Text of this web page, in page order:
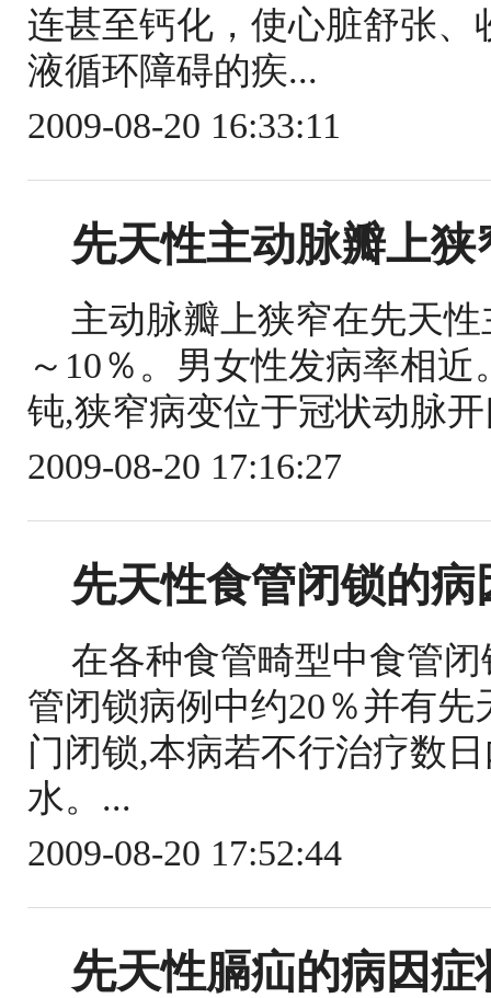
连甚至钙化，使心脏舒张
液循环障碍的疾...
2009-08-20 16:33:11
先天性主动脉瓣上
主动脉瓣上狭窄在先天
～10％。男女性发病率相
钝,狭窄病变位于冠状动脉
2009-08-20 17:16:27
先天性食管闭锁的
在各种食管畸型中食管
管闭锁病例中约20％并有
门闭锁,本病若不行治疗数
水。...
2009-08-20 17:52:44
先天性膈疝的病因